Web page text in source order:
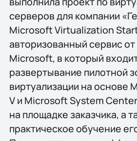
серверов для компании
Microsoft Virtualization
авторизованный сервис
Microsoft, в который
развертывание пилотной
виртуализации на основе
V и Microsoft System
на площадке заказчика, а
практическое обучение